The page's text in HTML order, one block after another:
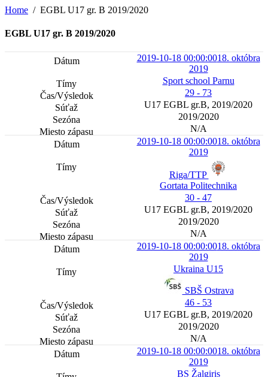
Home EGBL U17 gr. B 2019/2020
EGBL U17 gr. B 2019/2020
2019-10-18 00:00:0018. októbra
2019
Sport school Parnu
29 - 73
U17 EGBL gr.B, 2019/2020
2019/2020
N/A
2019-10-18 00:00:0018. októbra
2019
Riga/TTP
Gortata Politechnika
30 - 47
U17 EGBL gr.B, 2019/2020
2019/2020
N/A
2019-10-18 00:00:0018. októbra
2019
Ukraina U15
SBŠ Ostrava
46 - 53
U17 EGBL gr.B, 2019/2020
2019/2020
N/A
2019-10-18 00:00:0018. októbra
2019
BS Žalgiris